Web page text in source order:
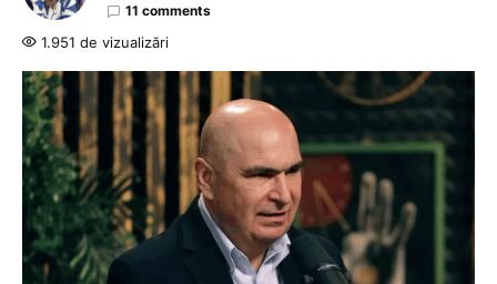
11 comments
1.951 de vizualizări